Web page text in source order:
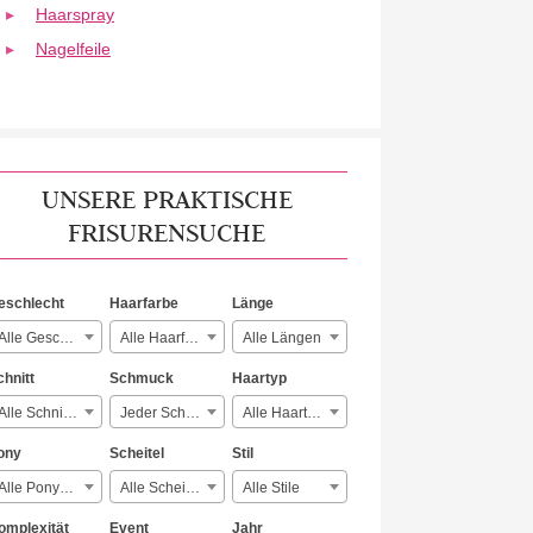
Haarspray
Nagelfeile
UNSERE PRAKTISCHE
FRISURENSUCHE
Alle Geschlechter
Haarfarbe
Alle Haarfarben
Länge
Alle Längen
Alle Schnitte
Schmuck
Jeder Schmuck
Haartyp
Alle Haartypen
Alle Ponyarten
Scheitel
Alle Scheitelarten
Stil
Alle Stile
Event Jahr